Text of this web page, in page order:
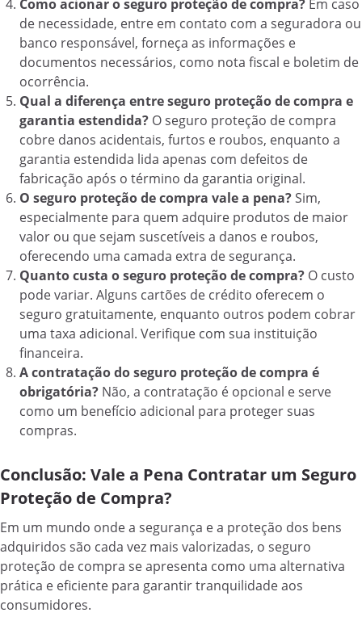
Como acionar o seguro proteção de compra? Em caso
de necessidade, entre em contato com a seguradora ou
banco responsável, forneça as informações e
documentos necessários, como nota fiscal e boletim de
ocorrência.
Qual a diferença entre seguro proteção de compra e
garantia estendida? O seguro proteção de compra
cobre danos acidentais, furtos e roubos, enquanto a
garantia estendida lida apenas com defeitos de
fabricação após o término da garantia original.
O seguro proteção de compra vale a pena?Sim,
especialmente para quem adquire produtos de maior
valor ou que sejam suscetíveis a danos e roubos,
oferecendo uma camada extra de segurança.
Quanto custa o seguro proteção de compra? O custo
pode variar. Alguns cartões de crédito oferecem o
seguro gratuitamente, enquanto outros podem cobrar
uma taxa adicional. Verifique com sua instituição
financeira.
A contratação do seguro proteção de compra é
obrigatória? Não, a contratação é opcional e serve
como um benefício adicional para proteger suas
compras.
Conclusão: Vale a Pena Contratar um Seguro
Proteção de Compra?
Em um mundo onde a segurança e a proteção dos bens
adquiridos são cada vez mais valorizadas, o seguro
proteção de compra se apresenta como uma alternativa
prática e eficiente para garantir tranquilidade aos
consumidores.